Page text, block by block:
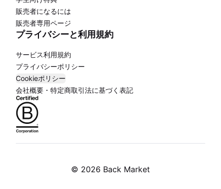
販売者になるには
販売者専用ページ
プライバシーと利用規約
サービス利用規約
プライバシーポリシー
Cookieポリシー
会社概要・特定商取引法に基づく表記
© 2026 Back Market